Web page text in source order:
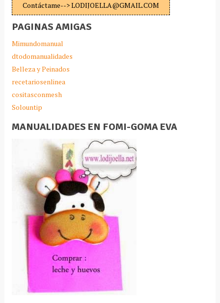
Contáctame--> LODIJOELLA@GMAIL.COM
PAGINAS AMIGAS
Mimundomanual
dtodomanualidades
Belleza y Peinados
recetariosenlinea
cositasconmesh
Solountip
MANUALIDADES EN FOMI-GOMA EVA